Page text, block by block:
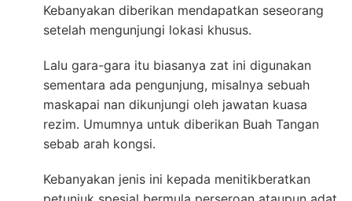
Kebanyakan diberikan mendapatkan seseorang
setelah mengunjungi lokasi khusus.
Lalu gara-gara itu biasanya zat ini digunakan
sementara ada pengunjung, misalnya sebuah
maskapai nan dikunjungi oleh jawatan kuasa
rezim. Umumnya untuk diberikan Buah Tangan
sebab arah kongsi.
Kebanyakan jenis ini kepada menitikberatkan